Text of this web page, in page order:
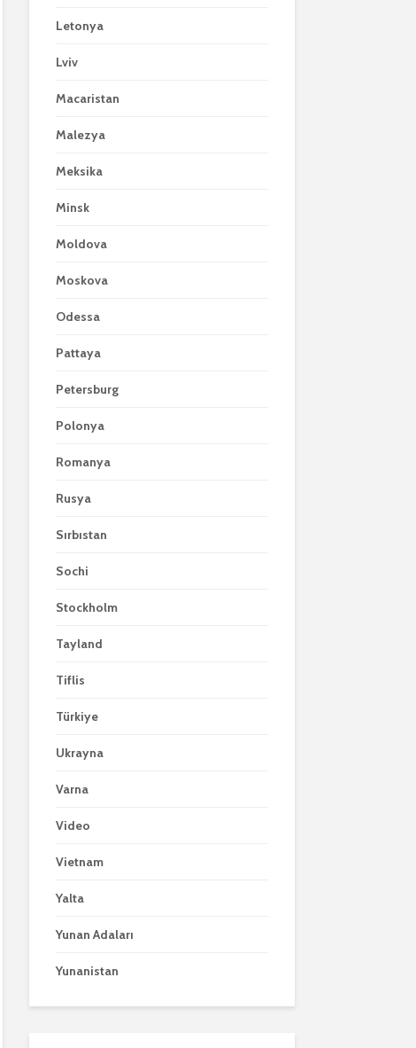
Letonya
Lviv
Macaristan
Malezya
Meksika
Minsk
Moldova
Moskova
Odessa
Pattaya
Petersburg
Polonya
Romanya
Rusya
Sırbıstan
Sochi
Stockholm
Tayland
Tiflis
Türkiye
Ukrayna
Varna
Video
Vietnam
Yalta
Yunan Adaları
Yunanistan